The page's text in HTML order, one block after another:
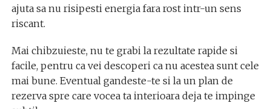
ajuta sa nu risipesti energia fara rost intr-un sens
riscant.
Mai chibzuieste, nu te grabi la rezultate rapide si
facile, pentru ca vei descoperi ca nu acestea sunt cele
mai bune. Eventual gandeste-te si la un plan de
rezerva spre care vocea ta interioara deja te impinge